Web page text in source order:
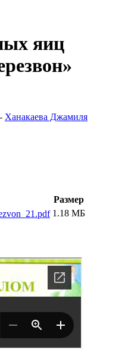
яиц
Ханакаева Джамиля
Размер
1.18 МБ